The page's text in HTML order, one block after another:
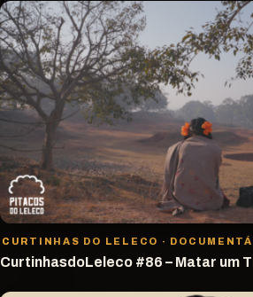
CURTINHAS DO LELECO ·
CurtinhasdoLeleco #86 – Matar um